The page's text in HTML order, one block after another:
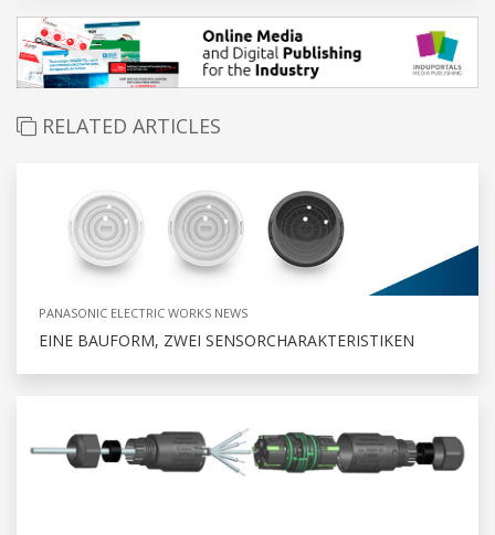
RELATED ARTICLES
PANASONIC ELECTRIC WORKS NEWS
EINE BAUFORM, ZWEI SENSORCHARAKTERISTIKEN